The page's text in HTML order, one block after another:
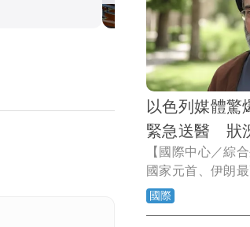
貨幣法案了，美
（John Thune）
加密貨幣創建監
通過，這將標誌
幣業的巨大勝利。
以色列媒體驚
緊急送醫 狀
【國際中心／綜
國家元首、伊朗
尼（Mojtaba
從未公開露面，
國際